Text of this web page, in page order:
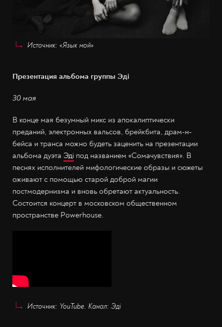
Источник: «Язык мой»
Презентация альбома группы Эдi
30 мая
В конце мая безумный микс из апокалиптически
преданий, электронных вальсов, брейкбита, драм-н-
бейса и транса можно будеть заценить на презентации
альбома дуэта Эдi под названием «Сомачувствия». В
песнях исполнителей мифологические образы и сюжеты
оживают с помощью старой доброй магии
постмодернизма и вновь обретают актуальность.
Состоится концерт в московском общественном
пространстве Powerhouse.
Источник: YouTube. Канал: Эдi